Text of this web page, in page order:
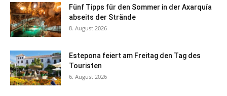
Fünf Tipps für den Sommer in der Axarquía
abseits der Strände
8. August 2026
Estepona feiert am Freitag den Tag des
Touristen
6. August 2026